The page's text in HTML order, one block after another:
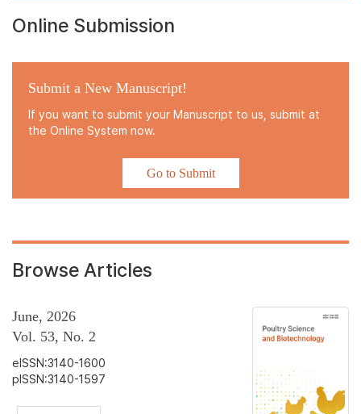
Online Submission
Submit a New Manuscript!
If you want to submit your Manuscript to us, submit at
the Online System now.
Go to Submit
Browse Articles
June, 2026
Vol. 53, No. 2
eISSN:3140-1600
pISSN:3140-1597